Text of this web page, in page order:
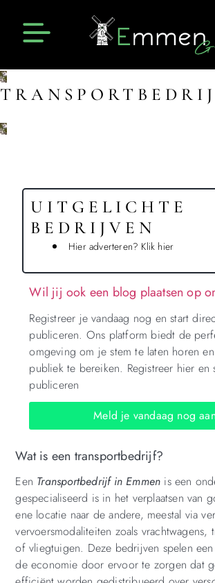
Wat is een transportbedrijf?
Een Transportbedrijf in Emmen is een
gespecialiseerd is in het verplaatsen van
ene locatie naar de andere, meestal via
vervoersmodaliteiten zoals vrachtwagens,
of vliegtuigen. Deze bedrijven spelen
de economie door ervoor te zorgen dat
UITGELICHTE
BEDRIJVEN
Hier adverteren? Klik hier
Wil jij ook een blog plaatsen op
Registreer je vandaag nog en start
publiceren. Ons platform biedt de
omgeving om je stem te laten horen
publiek te bereiken. Registreer hier en
publiceren
Meld je vandaag nog